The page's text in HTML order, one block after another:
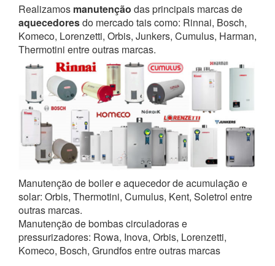
Realizamos manutenção das principais marcas de
aquecedoresdo mercado tais como: Rinnai, Bosch,
Komeco, Lorenzetti, Orbis, Junkers, Cumulus, Harman,
Thermotini entre outras marcas.
Manutenção de boiler e aquecedor de acumulação e
solar: Orbis, Thermotini, Cumulus, Kent, Soletrol entre
outras marcas.
Manutenção de bombas circuladoras e
pressurizadores: Rowa, Inova, Orbis, Lorenzetti,
Komeco, Bosch, Grundfos entre outras marcas